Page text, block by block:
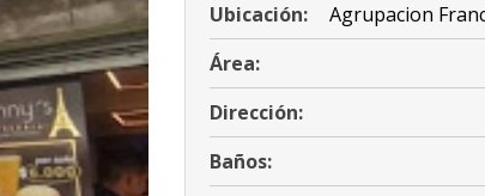
Ubicación:
Agrupacion
Área:
Dirección:
Baños: